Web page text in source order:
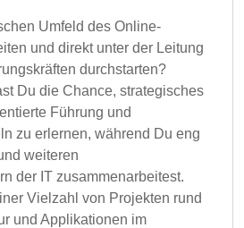
Umfeld des Online-
und direkt unter der Leitung
durchstarten?
Du die Chance, strategisches
Führung und
zu erlernen, während Du eng
weiteren
der IT zusammenarbeitest.
Vielzahl von Projekten rund
und Applikationen im